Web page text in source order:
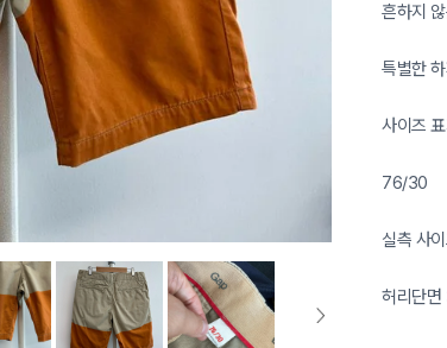
흔하지
특별한
사이즈 표
76/30
실측 사
허리단